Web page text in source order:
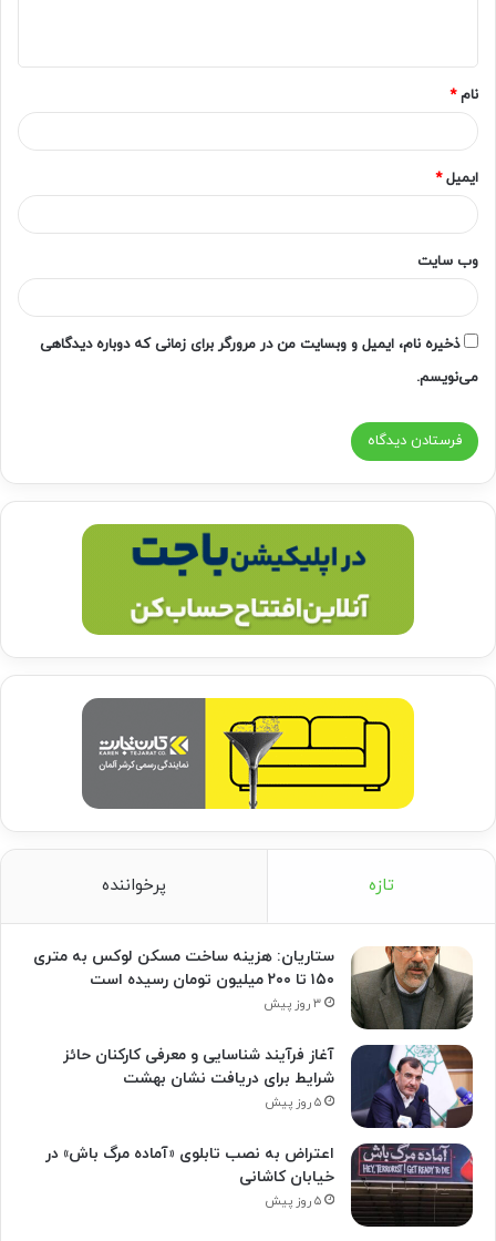
*
نام*
ایمیل*
وب‌ سایت
ذخیره نام، ایمیل و وبسایت من در مرورگر برای زمانی که دوباره دیدگاهی
می‌نویسم.
تازه پرخواننده
ستاریان: هزینه ساخت مسکن لوکس به متری
۱۵۰ تا ۲۰۰ میلیون تومان رسیده است
۳ روز پیش
آغاز فرآیند شناسایی و معرفی کارکنان حائز
شرایط برای دریافت نشان بهشت
۵ روز پیش
اعتراض به نصب تابلوی «آماده مرگ باش» در
خیابان کاشانی
۵ روز پیش